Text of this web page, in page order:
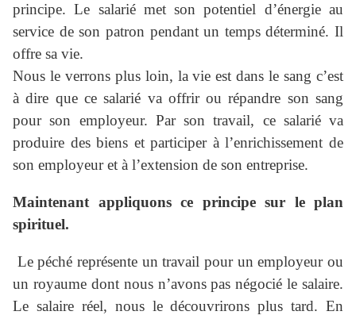
principe. Le salarié met son potentiel d’énergie au
service de son patron pendant un temps déterminé. Il
offre sa vie.
Nous le verrons plus loin, la vie est dans le sang c’est
à dire que ce salarié va offrir ou répandre son sang
pour son employeur. Par son travail, ce salarié va
produire des biens et participer à l’enrichissement de
son employeur et à l’extension de son entreprise.
Maintenant appliquons ce principe sur le plan
spirituel.
Le péché représente un travail pour un employeur ou
un royaume dont nous n’avons pas négocié le salaire.
Le salaire réel, nous le découvrirons plus tard. En